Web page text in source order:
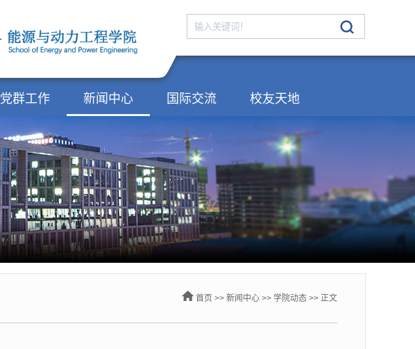
党群工作 新闻中心 国际交流 校友天地
首页 >> 新闻中心 >> 学院动态 >> 正文